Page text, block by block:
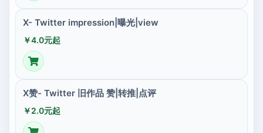
X- Twitter impression|曝光|view
￥4.0元起
X赞- Twitter 旧作品 赞|转推|点评
￥2.0元起